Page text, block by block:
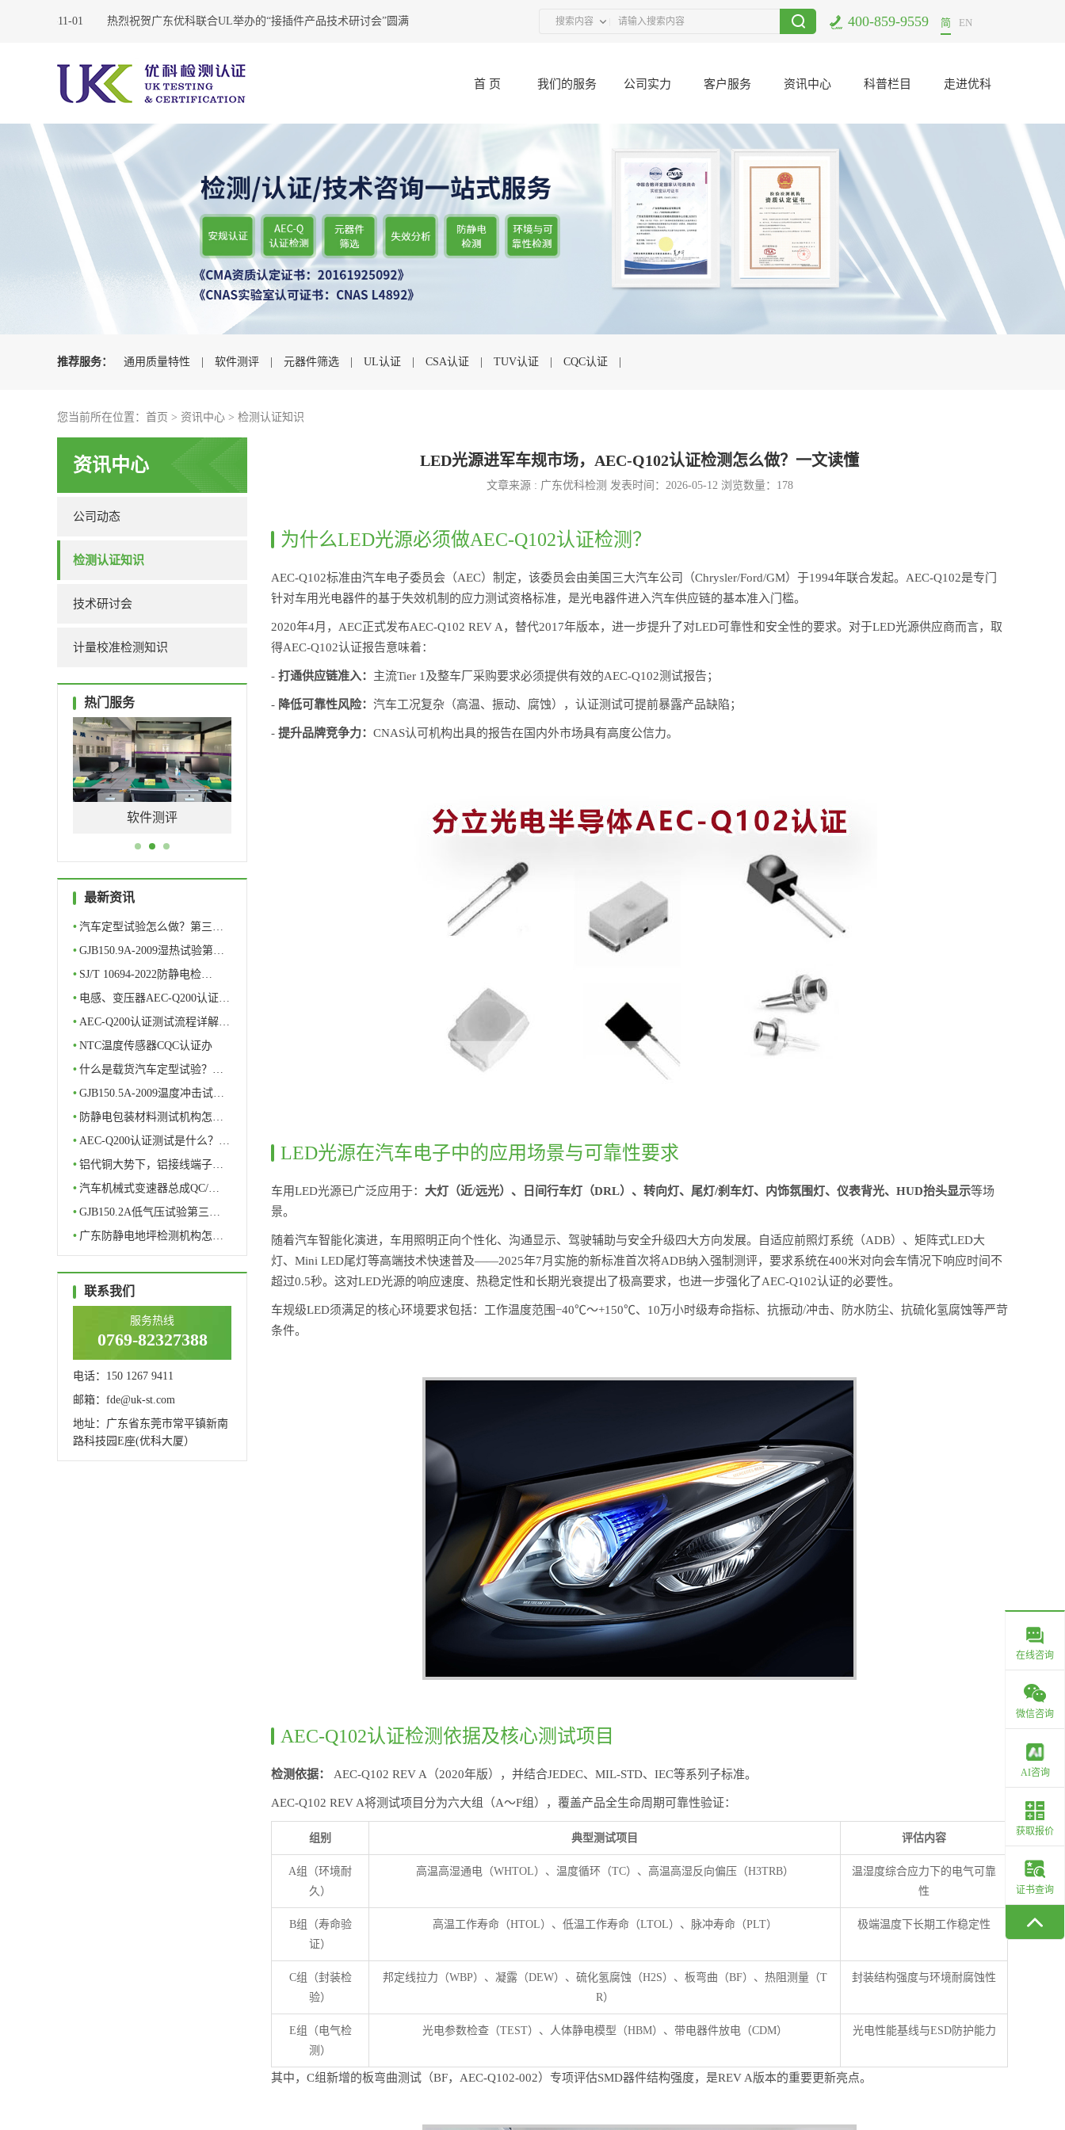
在线咨询
微信咨询
AI咨询
获取报价
证书查询
2020-11-01 热烈祝贺广东优科联合UL举办的“接插件产品技术研讨会”圆满结束 2021-06-23
电子元器件二次筛选哪里可以做？ 2020-12-18
UL认证公司东莞哪里有？400-859-9559 简 EN
搜索内容
首 页 我们的服务 公司实力 客户服务 资讯中心 科普栏目 走进优科
推荐服务： 通用质量特性 软件测评 元器件筛选 UL认证 CSA认证 TUV认证 CQC认证
您当前所在位置： 首页 > 资讯中心 > 检测认证知识
资讯中心
公司动态
检测认证知识
技术研讨会
计量校准检测知识
热门服务
元器件筛选
最新资讯
• 汽车定型试验怎么做？第三…
• GJB150.9A-2009湿热试验第…
• SJ/T 10694-2022防静电检…
• 电感、变压器AEC-Q200认证…
• AEC-Q200认证测试流程详解…
• NTC温度传感器CQC认证办
理…
• 什么是载货汽车定型试验？…
• GJB150.5A-2009温度冲击试…
• 防静电包装材料测试机构怎…
• AEC-Q200认证测试是什么？…
• 铝代铜大势下，铝接线端子…
• 汽车机械式变速器总成QC/…
• GJB150.2A低气压试验第三…
• 广东防静电地坪检测机构怎…
联系我们
服务热线
0769-82327388
电话：150 1267 9411
邮箱：fde@uk-st.com
地址：广东省东莞市常平镇新南
路科技园E座(优科大厦）
LED光源进军车规市场，AEC-Q102认证检测怎么做？一文读懂
文章来源 : 广东优科检测 发表时间：2026-05-12 浏览数量： 178
为什么LED光源必须做AEC-Q102认证检测？
AEC-Q102标准由汽车电子委员会（AEC）制定，该委员会由美国三大汽车公司（Chrysler/Ford/GM）于1994年联合发起。AEC-Q102是专门
针对车用光电器件的基于失效机制的应力测试资格标准，是光电器件进入汽车供应链的基本准入门槛。
2020年4月，AEC正式发布AEC-Q102 REV A，替代2017年版本，进一步提升了对LED可靠性和安全性的要求。对于LED光源供应商而言，取
得AEC-Q102认证报告意味着：
- 打通供应链准入： 主流Tier 1及整车厂采购要求必须提供有效的AEC-Q102测试报告；
- 降低可靠性风险： 汽车工况复杂（高温、振动、腐蚀），认证测试可提前暴露产品缺陷；
- 提升品牌竞争力： CNAS认可机构出具的报告在国内外市场具有高度公信力。
LED光源在汽车电子中的应用场景与可靠性要求
车用LED光源已广泛应用于： 大灯（近/远光）、日间行车灯（DRL）、转向灯、尾灯/刹车灯、内饰氛围灯、仪表背光、HUD抬头显示等场
景。
随着汽车智能化演进，车用照明正向个性化、沟通显示、驾驶辅助与安全升级四大方向发展。自适应前照灯系统（ADB）、矩阵式LED大
灯、Mini LED尾灯等高端技术快速普及——2025年7月实施的新标准首次将ADB纳入强制测评，要求系统在400米对向会车情况下响应时间不
超过0.5秒。这对LED光源的响应速度、热稳定性和长期光衰提出了极高要求，也进一步强化了AEC-Q102认证的必要性。
车规级LED须满足的核心环境要求包括：工作温度范围−40℃～+150℃、10万小时级寿命指标、抗振动/冲击、防水防尘、抗硫化氢腐蚀等严苛
条件。
AEC-Q102认证检测依据及核心测试项目
检测依据： AEC-Q102 REV A（2020年版），并结合JEDEC、MIL-STD、IEC等系列子标准。
AEC-Q102 REV A将测试项目分为六大组（A～F组），覆盖产品全生命周期可靠性验证：
组别 典型测试项目 评估内容
A组（环境耐
久）
高温高湿通电（WHTOL）、温度循环（TC）、高温高湿反向偏压（H3TRB）
温湿度综合应力下的电气可靠
性
B组（寿命验
证）
高温工作寿命（HTOL）、低温工作寿命（LTOL）、脉冲寿命（PLT） 极端温度下长期工作稳定性
C组（封装检
验）
邦定线拉力（WBP）、凝露（DEW）、硫化氢腐蚀（H2S）、板弯曲（BF）、热阻测量（T
R）
封装结构强度与环境耐腐蚀性
E组（电气检
测）
光电参数检查（TEST）、人体静电模型（HBM）、带电器件放电（CDM） 光电性能基线与ESD防护能力
其中，C组新增的板弯曲测试（BF，AEC-Q102-002）专项评估SMD器件结构强度，是REV A版本的重要更新亮点。